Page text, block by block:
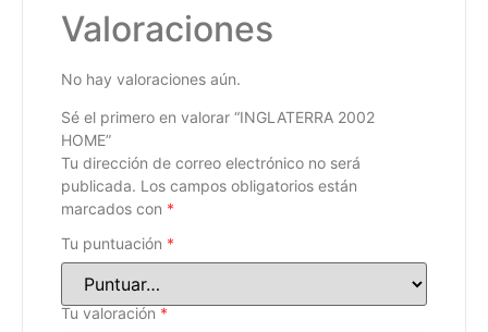
Valoraciones
No hay valoraciones aún.
Sé el primero en valorar “INGLATERRA 2002
HOME”
Tu dirección de correo electrónico no será
publicada. Los campos obligatorios están
marcados con *
Tu puntuación *
Tu valoración *